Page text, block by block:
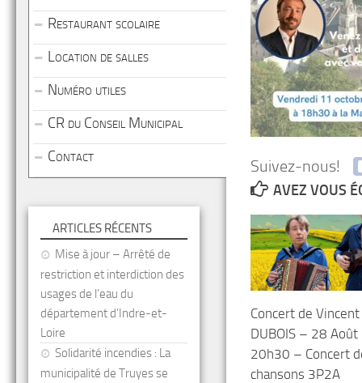
Suivez-nous!
AVEZ VOUS
Concert de Vincent
DUBOIS – 28
20h30 – Concert
chansons 3P2A
Restaurant scolaire
Location de salles
Numéro utiles
CR du Conseil Municipal
Contact
ARTICLES RÉCENTS
Mise à jour – Arrêté de
restriction et interdiction des
usages de l’eau du
département d’Indre-et-
Loire
Solidarité incendies : La
municipalité de Truyes se